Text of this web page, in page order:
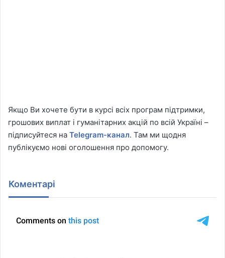
Якщо Ви хочете бути в курсі всіх програм підтримки,
грошових виплат і гуманітарних акцій по всій Україні –
підписуйтеся на Telegram-канал. Там ми щодня
публікуємо нові оголошення про допомогу.
Коментарі